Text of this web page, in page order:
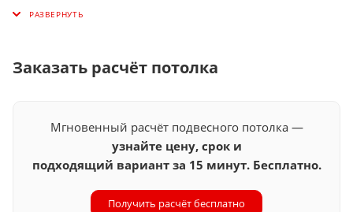
интегрируется с LED-светильниками и другими
учреждений и других общественных помещений.
которое придаст вашему интерьеру современный и
Заказать расчёт потолка
Мгновенный расчёт подвесного потолка —
узнайте цену, срок и
подходящий вариант за 15 минут. Бесплатно.
Получить расчёт бесплатно